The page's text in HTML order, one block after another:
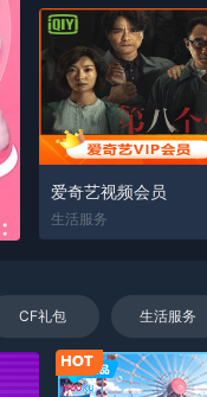
爱奇艺视频会员
生活服务
CF礼包 生活服务